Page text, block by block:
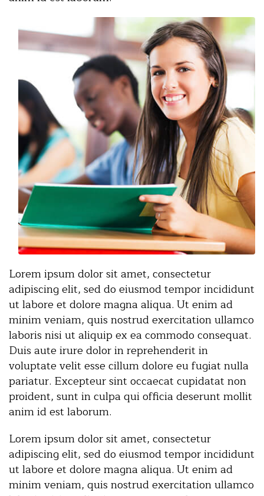
Lorem ipsum dolor sit amet, consectetur
adipiscing elit, sed do eiusmod tempor incididunt
ut labore et dolore magna aliqua. Ut enim ad
minim veniam, quis nostrud exercitation ullamco
laboris nisi ut aliquip ex ea commodo consequat.
Duis aute irure dolor in reprehenderit in
voluptate velit esse cillum dolore eu fugiat nulla
pariatur. Excepteur sint occaecat cupidatat non
proident, sunt in culpa qui officia deserunt mollit
anim id est laborum.
Lorem ipsum dolor sit amet, consectetur
adipiscing elit, sed do eiusmod tempor incididunt
ut labore et dolore magna aliqua. Ut enim ad
minim veniam, quis nostrud exercitation ullamco